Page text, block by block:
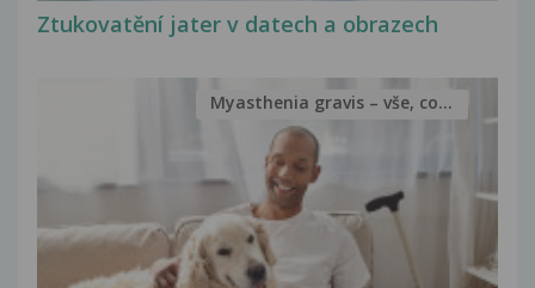
Ztukovatění jater v datech a obrazech
Myasthenia gravis – vše, co...